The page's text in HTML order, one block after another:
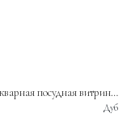
⚜️ Антикварная посудная витрина, Франция конец XIX века
Дуб